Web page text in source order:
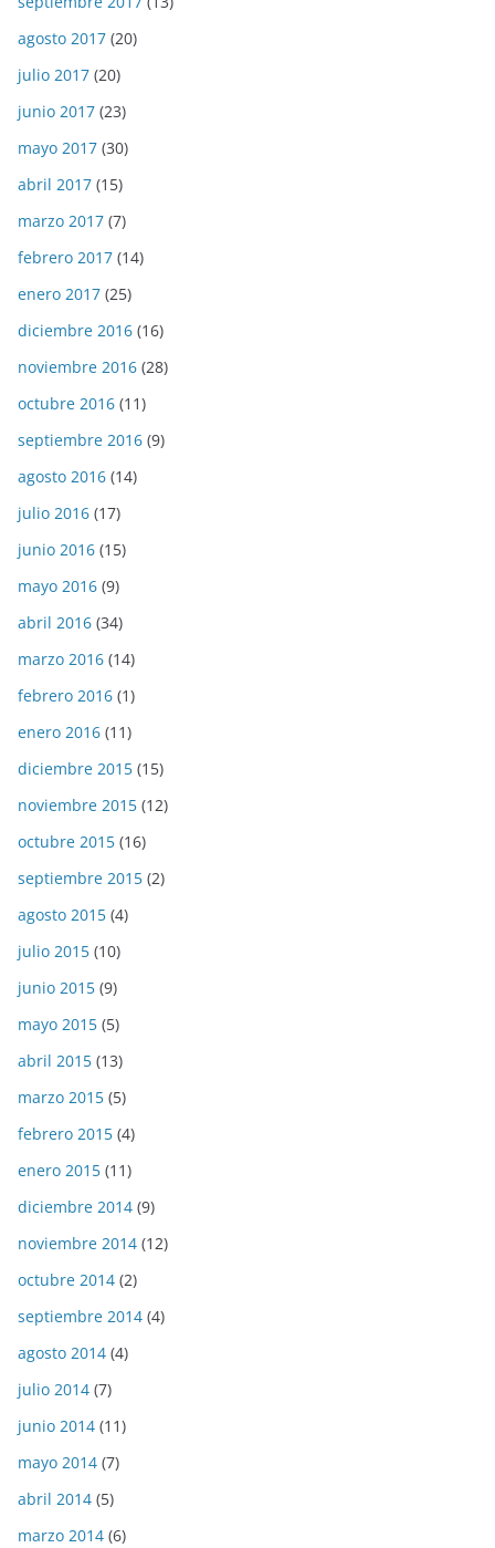
agosto 2017 (20)
julio 2017 (20)
junio 2017 (23)
mayo 2017 (30)
abril 2017 (15)
marzo 2017 (7)
febrero 2017 (14)
enero 2017 (25)
diciembre 2016 (16)
noviembre 2016 (28)
octubre 2016 (11)
septiembre 2016 (9)
agosto 2016 (14)
julio 2016 (17)
junio 2016 (15)
mayo 2016 (9)
abril 2016 (34)
marzo 2016 (14)
febrero 2016 (1)
enero 2016 (11)
diciembre 2015 (15)
noviembre 2015 (12)
octubre 2015 (16)
septiembre 2015 (2)
agosto 2015 (4)
julio 2015 (10)
junio 2015 (9)
mayo 2015 (5)
abril 2015 (13)
marzo 2015 (5)
febrero 2015 (4)
enero 2015 (11)
diciembre 2014 (9)
noviembre 2014 (12)
octubre 2014 (2)
septiembre 2014 (4)
agosto 2014 (4)
julio 2014 (7)
junio 2014 (11)
mayo 2014 (7)
abril 2014 (5)
marzo 2014 (6)